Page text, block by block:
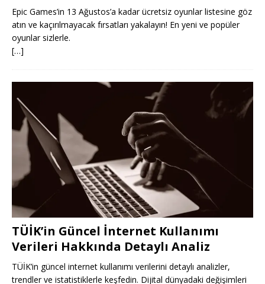
Epic Games’in 13 Ağustos’a kadar ücretsiz oyunlar listesine göz
atın ve kaçırılmayacak fırsatları yakalayın! En yeni ve popüler
oyunlar sizlerle.
[…]
TÜİK’in Güncel İnternet Kullanımı
Verileri Hakkında Detaylı Analiz
TÜİK’in güncel internet kullanımı verilerini detaylı analizler,
trendler ve istatistiklerle keşfedin. Dijital dünyadaki değişimleri